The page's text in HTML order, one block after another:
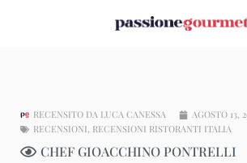
RECENSITO DA LUCA CANESSA
AGOSTO 13,
RECENSIONI, RECENSIONI RISTORANTI ITALIA
CHEF GIOACCHINO PONTRELLI